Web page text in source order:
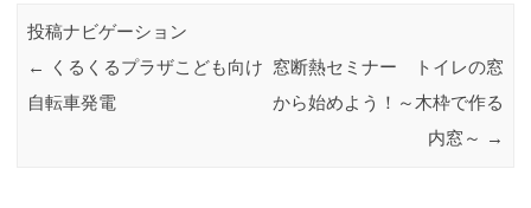
投稿ナビゲーション
←
くるくるプラザこども向け
自転車発電
窓断熱セミナー トイレの窓
から始めよう！～木枠で作る
内窓～ →